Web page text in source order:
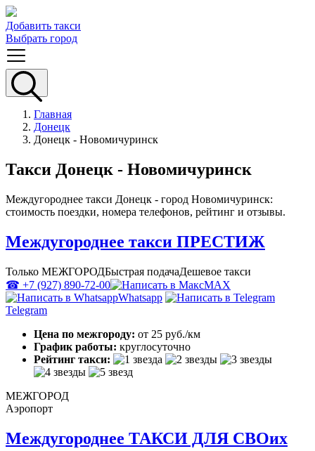
Добавить такси
Выбрать город
Главная
Донецк
Донецк - Новомичуринск
Такси Донецк - Новомичуринск
Междугороднее такси Донецк - город Новомичуринск:
стоимость поездки, номера телефонов, рейтинг и отзывы.
Междугороднее такси ПРЕСТИЖ
Только МЕЖГОРОДБыстрая подачаДешевое такси
☎ +7 (927) 890-72-00
MAX
Whatsapp
Telegram
Цена по межгороду: от 25 руб./км
График работы: круглосуточно
Рейтинг такси:
МЕЖГОРОД
Аэропорт
Междугороднее ТАКСИ ДЛЯ СВОих